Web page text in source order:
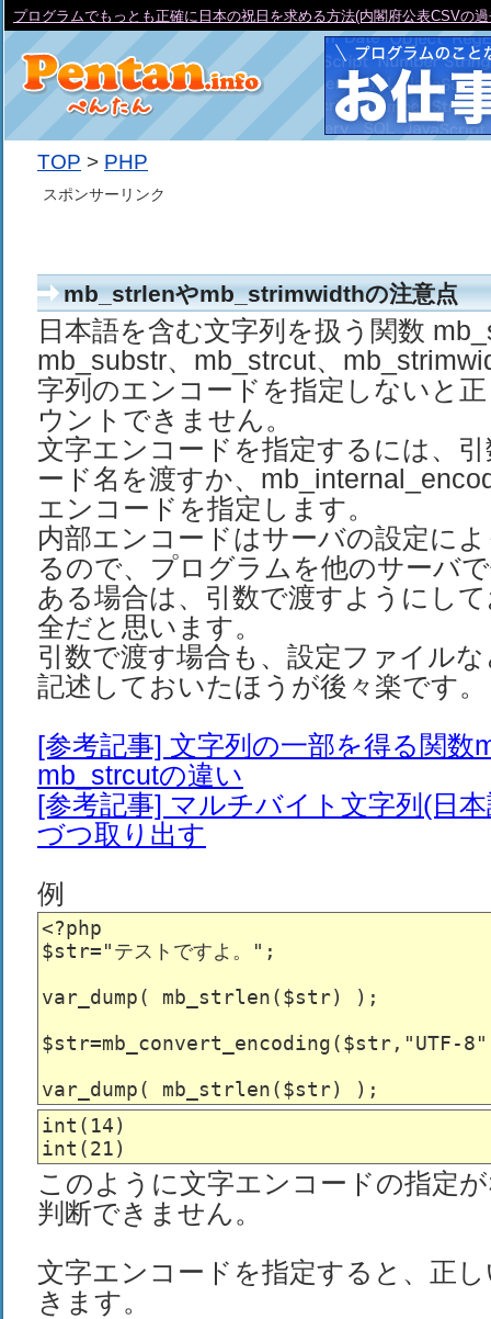
TOP > PHP
mb_strlenやmb_strimwidthの注意点
日本語を含む文字列を扱う関数
mb_substr、mb_strcut、
字列のエンコードを指定しないと
ウントできません。
文字エンコードを指定するには、
ード名を渡すか、
エンコードを指定します。
内部エンコードはサーバの設定に
るので、プログラムを他のサーバ
ある場合は、引数で渡すようにし
全だと思います。
引数で渡す場合も、設定ファイル
記述しておいたほうが後々楽です。
[参考記事] 文字列の一部を得る関数
mb_strcutの違い
[参考記事] マルチバイト文字列(日
づつ取り出す
例
<?php
$str="テストですよ。";
var_dump( mb_strlen($str) );
$str=mb_convert_encoding($str,"UTF-
int(14)
このように文字エンコードの指定
判断できません。
文字エンコードを指定すると、正
きます。
スポンサーリンク
プログラムでもっとも正確に日本の祝日を求める方法(内閣府公表CSVの